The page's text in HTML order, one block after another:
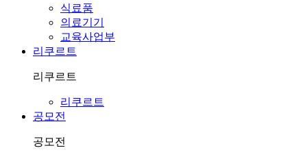
식료품
의료기기
교육사업부
리쿠르트
리쿠르트
리쿠르트
공모전
공모전